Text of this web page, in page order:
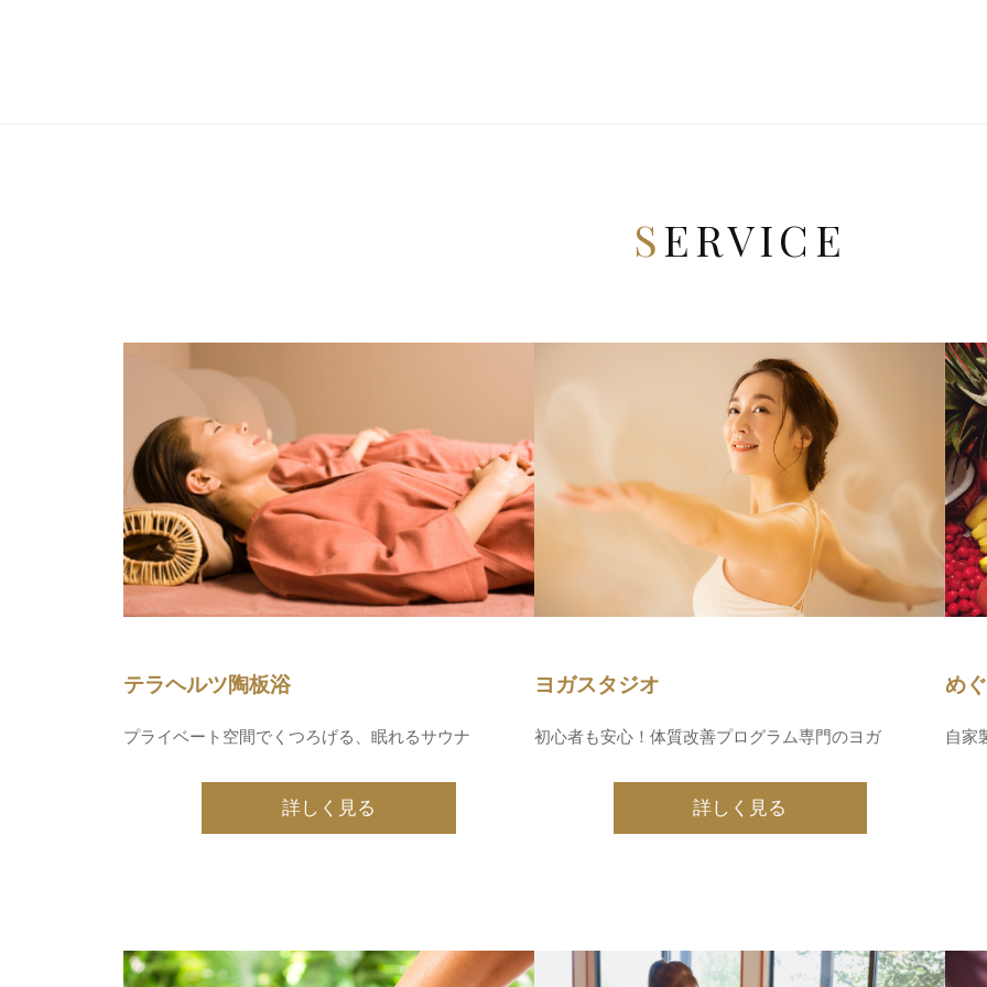
SERVICE
テラヘルツ陶板浴
プライベート空間でくつろげる、眠れるサウナ
詳しく見る
ヨガスタジオ
初心者も安心！体質改善プログラム専門のヨガ
詳しく見る
め
自家